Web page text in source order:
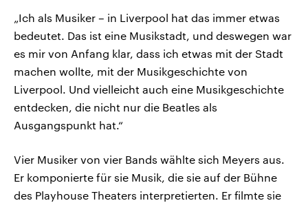
„Ich als Musiker – in Liverpool hat das immer etwas
bedeutet. Das ist eine Musikstadt, und deswegen war
es mir von Anfang klar, dass ich etwas mit der Stadt
machen wollte, mit der Musikgeschichte von
Liverpool. Und vielleicht auch eine Musikgeschichte
entdecken, die nicht nur die Beatles als
Ausgangspunkt hat.“
Vier Musiker von vier Bands wählte sich Meyers aus.
Er komponierte für sie Musik, die sie auf der Bühne
des Playhouse Theaters interpretierten. Er filmte sie